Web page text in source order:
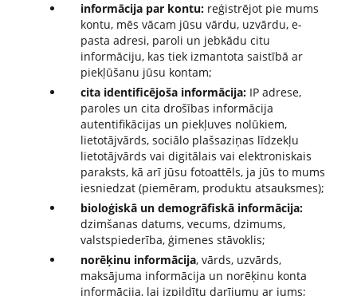
informācija par kontu: reģistrējot pie mums
kontu, mēs vācam jūsu vārdu, uzvārdu, e-
pasta adresi, paroli un jebkādu citu
informāciju, kas tiek izmantota saistībā ar
piekļūšanu jūsu kontam;
cita identificējoša informācija: IP adrese,
paroles un cita drošības informācija
autentifikācijas un piekļuves nolūkiem,
lietotājvārds, sociālo plašsaziņas līdzekļu
lietotājvārds vai digitālais vai elektroniskais
paraksts, kā arī jūsu fotoattēls, ja jūs to mums
iesniedzat (piemēram, produktu atsauksmes);
bioloģiskā un demogrāfiskā informācija:
dzimšanas datums, vecums, dzimums,
valstspiederība, ģimenes stāvoklis;
norēķinu informācija, vārds, uzvārds,
maksājuma informācija un norēķinu konta
informācija, lai izpildītu darījumu ar jums;